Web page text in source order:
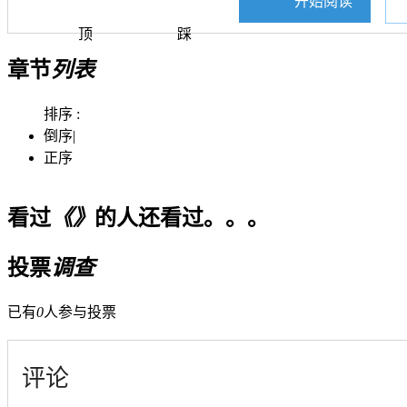
顶 踩
章节列表
排序 :
倒序|
正序
看过《》 的人还看过。。。
投票调查
已有0人参与投票
评论